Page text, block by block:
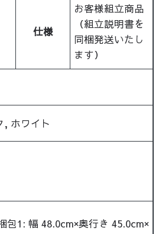
仕様
お客様組立商品
（組立説明書を
同梱発送いたし
ます）
, ホワイト
包1: 幅 48.0cm×奥行き 45.0cm×